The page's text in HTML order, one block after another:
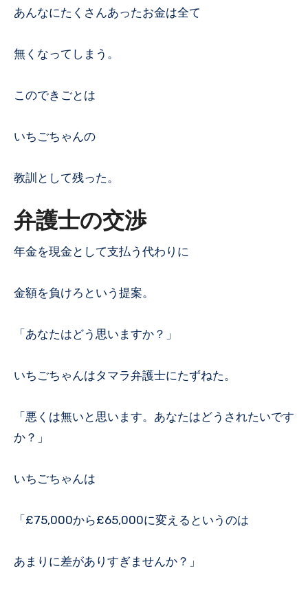
あんなにたくさんあったお金は全て
無くなってしまう。
このできごとは
いちごちゃんの
教訓として残った。
弁護士の交渉
年金を現金として支払う代わりに
金額を負けろという提案。
「あなたはどう思いますか？」
いちごちゃんはタマラ弁護士にたずねた。
「悪くは無いと思います。あなたはどうされたいです
か？」
いちごちゃんは
「£75,000から£65,000に変えるというのは
あまりに差がありすぎませんか？」